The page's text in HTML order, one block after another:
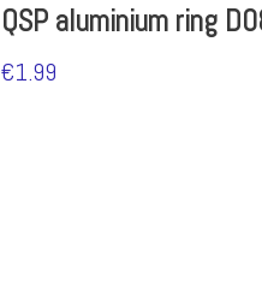
QSP aluminium ring
€1.99